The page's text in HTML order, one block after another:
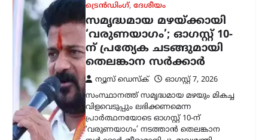
ട്രെൻഡിംഗ്, ദേശീയം
സമൃദ്ധമായ മഴയ്ക്കായി
‘വരുണയാഗം’; ഓഗസ്റ്റ് 10-
ന് പ്രത്യേക ചടങ്ങുമായി
തെലങ്കാന സർക്കാർ
ന്യൂസ് ഡെസ്ക്
ഓഗസ്റ്റ്‌ 7, 2026
സംസ്ഥാനത്ത് സമൃദ്ധമായ മഴയും മികച്ച
വിളവെടുപ്പും ലഭിക്കണമെന്ന
പ്രാർത്ഥനയോടെ ഓഗസ്റ്റ് 10-ന്
‘വരുണയാഗം’ നടത്താൻ തെലങ്കാന